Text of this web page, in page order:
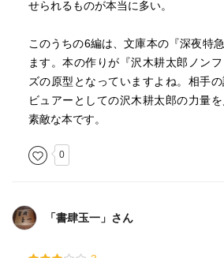
せられるものが本当に多い。
このうちの6編は、文庫本の『深夜特
ます。本の作りが『沢木耕太郎ノン
ズの原型となっていますよね。相手
ビュアーとしての沢木耕太郎の力量を
素敵な本です。
0
「書肆玉一」さん